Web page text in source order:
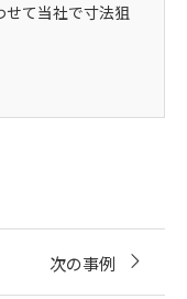
せて当社で寸法狙
次の事例